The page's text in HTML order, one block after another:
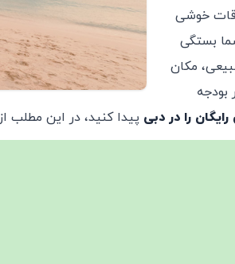
خوشی
بستگی
مکان
بودجه
را در دبی پیدا کنید، در این مطلب از